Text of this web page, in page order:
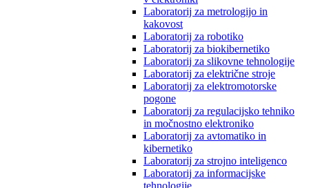
Laboratorij za metrologijo in
kakovost
Laboratorij za robotiko
Laboratorij za biokibernetiko
Laboratorij za slikovne tehnologije
Laboratorij za električne stroje
Laboratorij za elektromotorske
pogone
Laboratorij za regulacijsko tehniko
in močnostno elektroniko
Laboratorij za avtomatiko in
kibernetiko
Laboratorij za strojno inteligenco
Laboratorij za informacijske
tehnologije